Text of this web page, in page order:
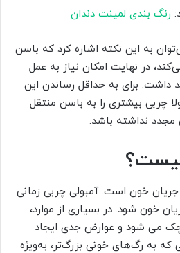
رنگ بندی لمینت دندان
به این نکته اشاره کرد که باسن
در نهایت امکان نیاز به عمل
داشت. برای به حداقل رساندن این
چربی بیشتری را به باسن منتقل
مجدد نداشته باشد.
خون است. آمبولی چربی زمانی
خون شود. در بسیاری از موارد،
می شود و عوارض جدی ایجاد
که به رگ‌های خونی بزرگ‌تر، به‌ویژه